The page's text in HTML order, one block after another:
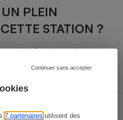
7 partenaires utilisent des
Continuer sans accepter
PLEIN
STATION ?
du réservoir